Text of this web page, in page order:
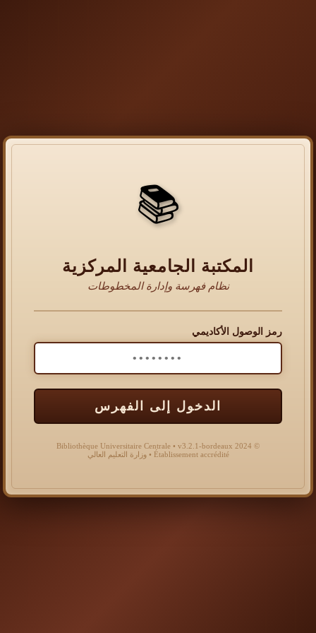
📚
المكتبة الجامعية المركزية
نظام فهرسة وإدارة المخطوطات
رمز الوصول الأكاديمي
الدخول إلى الفهرس
© 2024 Bibliothèque Universitaire Centrale • v3.2.1-bordeaux
Établissement accrédité • وزارة التعليم العالي